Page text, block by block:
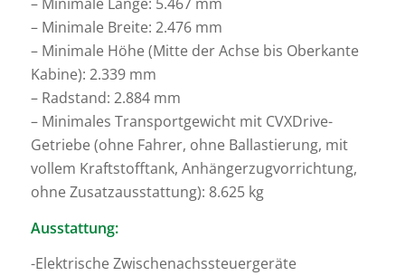
– Minimale Breite: 2.476 mm
– Minimale Höhe (Mitte der Achse bis Oberkante
Kabine): 2.339 mm
– Radstand: 2.884 mm
– Minimales Transportgewicht mit CVXDrive-
Getriebe (ohne Fahrer, ohne Ballastierung, mit
vollem Kraftstofftank, Anhängerzugvorrichtung,
ohne Zusatzausstattung): 8.625 kg
Ausstattung:
-Elektrische Zwischenachssteuergeräte